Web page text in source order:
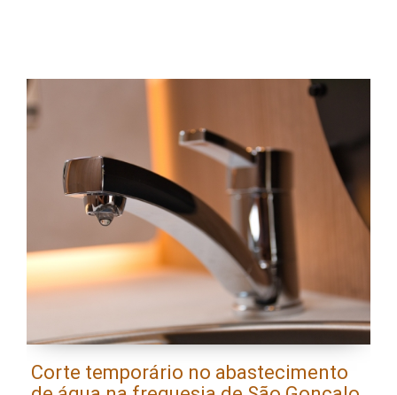
Corte temporário no abastecimento